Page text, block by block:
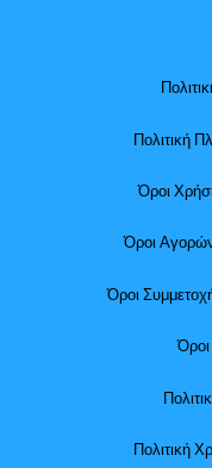
Πολιτική
Όροι
Όροι
Όροι
Πολιτική